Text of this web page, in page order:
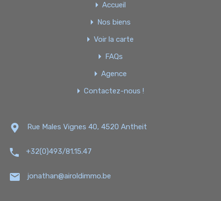
Accueil
Nos biens
Voir la carte
FAQs
Agence
Contactez-nous !
Rue Males Vignes 40, 4520 Antheit
+32(0)493/81.15.47
jonathan@airoldimmo.be